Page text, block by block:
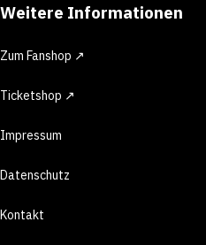
Weitere Informationen
Zum Fanshop ↗
Ticketshop ↗
Impressum
Datenschutz
Kontakt